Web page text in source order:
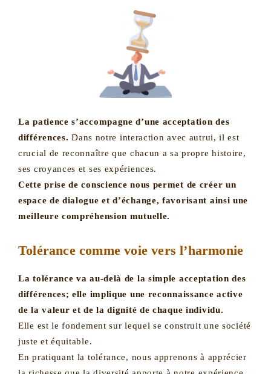
La patience s’accompagne d’une acceptation des
différences. Dans notre interaction avec autrui, il est
crucial de reconnaître que chacun a sa propre histoire,
ses croyances et ses expériences.
Cette prise de conscience nous permet de créer un
espace de dialogue et d’échange, favorisant ainsi une
meilleure compréhension mutuelle.
Tolérance comme voie vers l’harmonie
La tolérance va au-delà de la simple acceptation des
différences; elle implique une reconnaissance active
de la valeur et de la dignité de chaque individu.
Elle est le fondement sur lequel se construit une société
juste et équitable.
En pratiquant la tolérance, nous apprenons à apprécier